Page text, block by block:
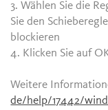
3. Wählen Sie die
Sie den
blockieren
4. Klicken Sie auf
Weitere
de/help/17442/